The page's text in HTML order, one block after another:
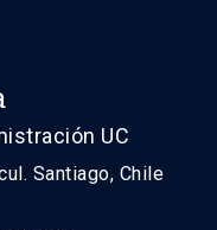
UC
Santiago, Chile